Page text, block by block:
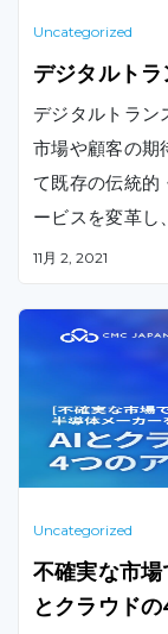
Uncategorized
デジタルト
デジタルトラン
市場や顧客の期
て既存の伝統的
ービスを変革し
価値提供方法を
11月 2, 2021
Uncategorized
不確実な市
とクラウド